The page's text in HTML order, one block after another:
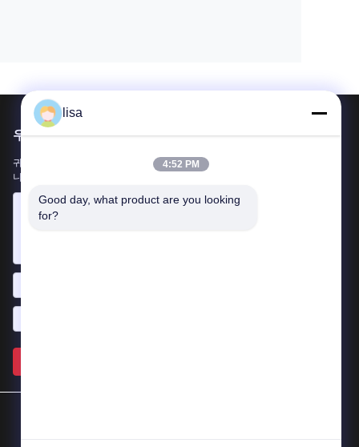
우리를 메일
귀하의 요구 사항을 알려주십시오. 최고의 제품을 당신과 연결하겠습
니다.
lisa
4:52 PM
Good day, what product are you looking
for?